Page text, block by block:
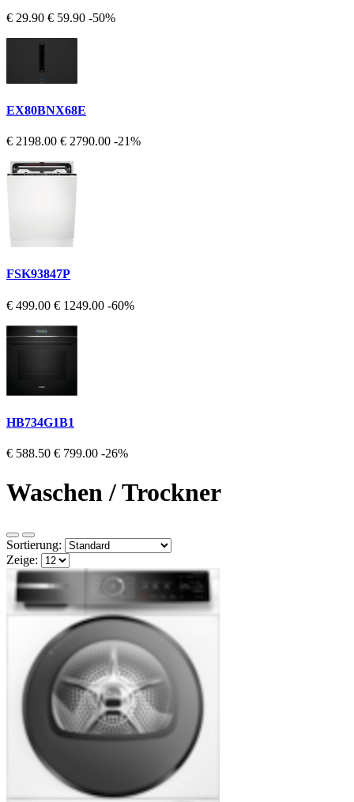
€ 29.90 € 59.90 -50%
EX80BNX68E
€ 2198.00 € 2790.00 -21%
FSK93847P
€ 499.00 € 1249.00 -60%
HB734G1B1
€ 588.50 € 799.00 -26%
Waschen / Trockner
Sortierung:
Zeige: